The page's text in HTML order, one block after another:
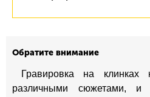
Обратите внимание
Гравировка на
различными сюжетами, и